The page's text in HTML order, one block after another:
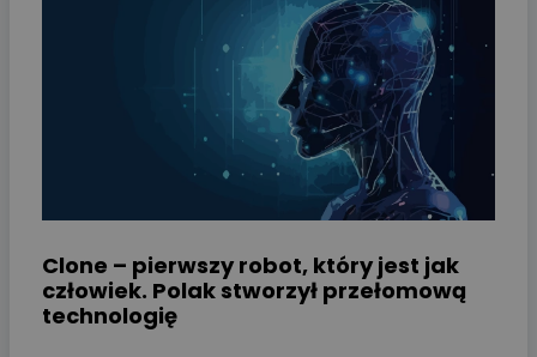
Clone – pierwszy robot, który jest jak
człowiek. Polak stworzył przełomową
technologię